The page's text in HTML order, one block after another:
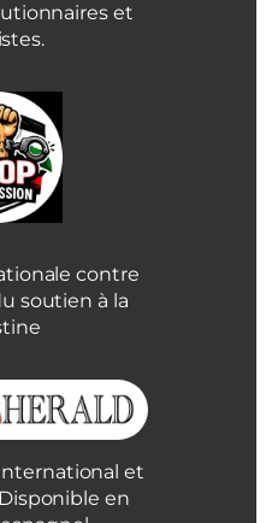
et
contre
soutien à la
et
en